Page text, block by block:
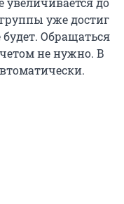
уже достиг
будет. Обращаться
не нужно. В